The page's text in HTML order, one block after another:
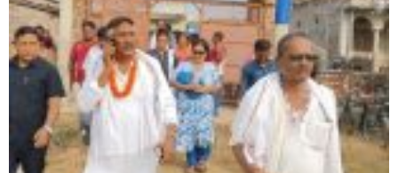
सिराहा-२ मा संजय यादव भिड्ने !